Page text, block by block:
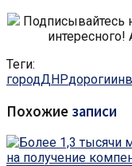
Подписывайтесь
Теги:
городДНРдороги
Похожие записи